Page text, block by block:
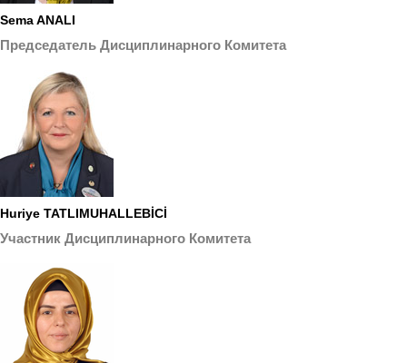
Sema ANALI
Председатель Дисциплинарного Комитета
Huriye TATLIMUHALLEBİCİ
Участник Дисциплинарного Комитета